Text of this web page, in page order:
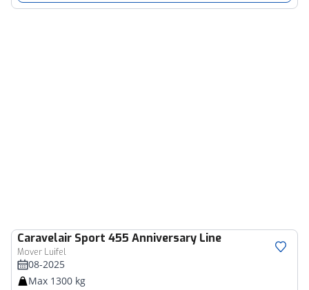
Caravelair Sport 455 Anniversary Line
Mover Luifel
08-2025
Max 1300 kg